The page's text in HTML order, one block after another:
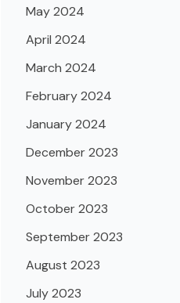
May 2024
April 2024
March 2024
February 2024
January 2024
December 2023
November 2023
October 2023
September 2023
August 2023
July 2023